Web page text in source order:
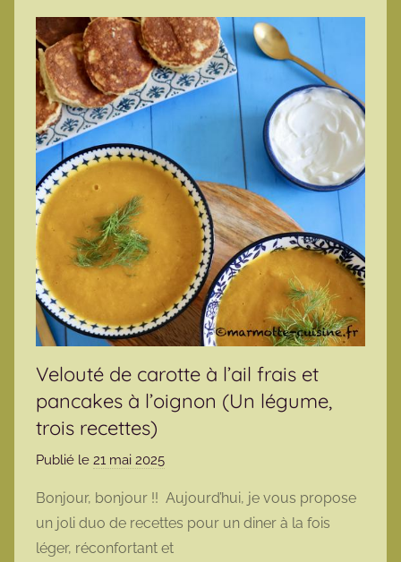
Velouté de carotte à l’ail frais et
pancakes à l’oignon (Un légume,
trois recettes)
Publié le 21 mai 2025
r
m
a
Bonjour, bonjour !! Aujourd’hui, je vous propose
un joli duo de recettes pour un diner à la fois
léger, réconfortant et